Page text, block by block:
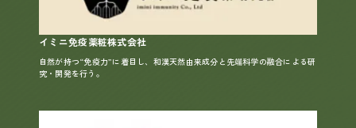
イミニ免疫薬粧株式会社
自然が持つ“免疫力”に着目し、和漢天然由来成分と先端科学の融合による研
究・開発を行う。